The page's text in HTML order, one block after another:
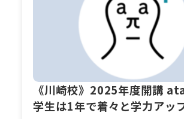
《川崎校》2025年度開講
学生は1年で着々と学力アッ